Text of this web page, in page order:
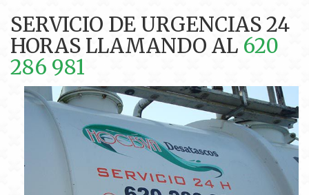
SERVICIO DE URGENCIAS 24
HORAS LLAMANDO AL 620
286 981